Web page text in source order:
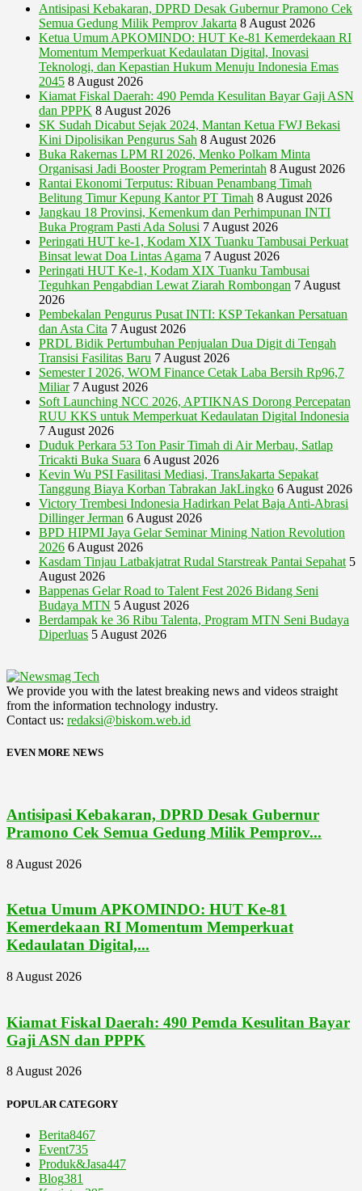
Antisipasi Kebakaran, DPRD Desak Gubernur Pramono Cek
Semua Gedung Milik Pemprov Jakarta 8 August 2026
Ketua Umum APKOMINDO: HUT Ke-81 Kemerdekaan RI
Momentum Memperkuat Kedaulatan Digital, Inovasi
Teknologi, dan Kepastian Hukum Menuju Indonesia Emas
2045 8 August 2026
Kiamat Fiskal Daerah: 490 Pemda Kesulitan Bayar Gaji ASN
dan PPPK 8 August 2026
SK Sudah Dicabut Sejak 2024, Mantan Ketua FWJ Bekasi
Kini Dipolisikan Pengurus Sah 8 August 2026
Buka Rakernas LPM RI 2026, Menko Polkam Minta
Organisasi Jadi Booster Program Pemerintah 8 August 2026
Rantai Ekonomi Terputus: Ribuan Penambang Timah
Belitung Timur Kepung Kantor PT Timah 8 August 2026
Jangkau 18 Provinsi, Kemenkum dan Perhimpunan INTI
Buka Program Pasti Ada Solusi 7 August 2026
Peringati HUT ke-1, Kodam XIX Tuanku Tambusai Perkuat
Binsat lewat Doa Lintas Agama 7 August 2026
Peringati HUT Ke-1, Kodam XIX Tuanku Tambusai
Teguhkan Pengabdian Lewat Ziarah Rombongan 7 August
2026
Pembekalan Pengurus Pusat INTI: KSP Tekankan Persatuan
dan Asta Cita 7 August 2026
PRDL Bidik Pertumbuhan Penjualan Dua Digit di Tengah
Transisi Fasilitas Baru 7 August 2026
Semester I 2026, WOM Finance Cetak Laba Bersih Rp96,7
Miliar 7 August 2026
Soft Launching NCC 2026, APTIKNAS Dorong Percepatan
RUU KKS untuk Memperkuat Kedaulatan Digital Indonesia
7 August 2026
Duduk Perkara 53 Ton Pasir Timah di Air Merbau, Satlap
Tricakti Buka Suara 6 August 2026
Kevin Wu PSI Fasilitasi Mediasi, TransJakarta Sepakat
Tanggung Biaya Korban Tabrakan JakLingko 6 August 2026
Victory Trembesi Indonesia Hadirkan Pelat Baja Anti-Abrasi
Dillinger Jerman 6 August 2026
BPD HIPMI Jaya Gelar Seminar Mining Nation Revolution
2026 6 August 2026
Kasdam Tinjau Latbakjatrat Rudal Starstreak Pantai Sepahat 5
August 2026
Bappenas Gelar Road to Talent Fest 2026 Bidang Seni
Budaya MTN 5 August 2026
Berdampak ke 36 Ribu Talenta, Program MTN Seni Budaya
Diperluas 5 August 2026
We provide you with the latest breaking news and videos straight
from the information technology industry.
Contact us: redaksi@biskom.web.id
EVEN MORE NEWS
Antisipasi Kebakaran, DPRD Desak Gubernur
Pramono Cek Semua Gedung Milik Pemprov...
8 August 2026
Ketua Umum APKOMINDO: HUT Ke-81
Kemerdekaan RI Momentum Memperkuat
Kedaulatan Digital,...
8 August 2026
Kiamat Fiskal Daerah: 490 Pemda Kesulitan Bayar
Gaji ASN dan PPPK
8 August 2026
POPULAR CATEGORY
Berita8467
Event735
Produk&Jasa447
Blog381